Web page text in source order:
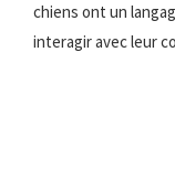
chiens ont un
interagir avec leur